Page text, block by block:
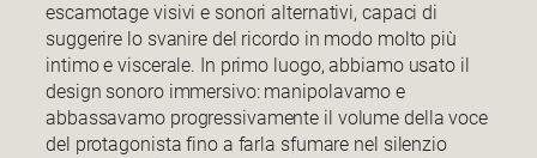
escamotage visivi e sonori alternativi, capaci di
suggerire lo svanire del ricordo in modo molto più
intimo e viscerale. In primo luogo, abbiamo usato il
design sonoro immersivo: manipolavamo e
abbassavamo progressivamente il volume della voce
del protagonista fino a farla sfumare nel silenzio